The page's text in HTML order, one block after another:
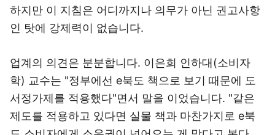
하지만 이 지침은 어디까지나 의무가 아닌 권고사항
인 탓에 강제력이 없습니다.
업계의 의견은 분분합니다. 이은희 인하대(소비자
학) 교수는 "정부에선 e북도 책으로 보기 때문에 도
서정가제를 적용했다"면서 말을 이었습니다. "같은
제도를 적용하고 있다면 실물 책과 마찬가지로 e북